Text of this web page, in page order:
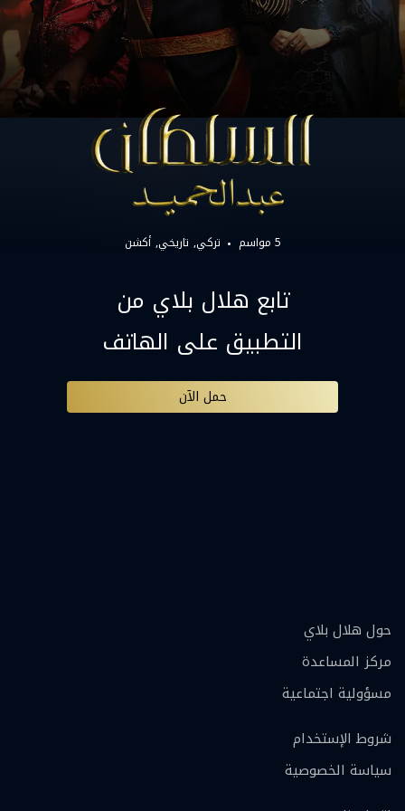
5 مواسم تركي تاريخي أكشن
تابع هلال بلاي من
التطبيق على الهاتف
حمل الآن
حول هلال بلاي
مركز المساعدة
مسؤولية اجتماعية
شروط الإستخدام
سياسة الخصوصية